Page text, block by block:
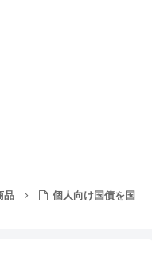
品
個人向け国債を国